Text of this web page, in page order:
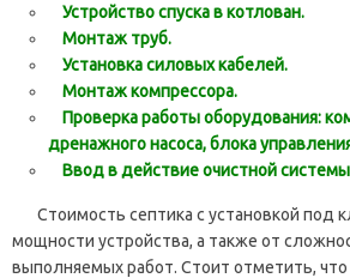
Устройство спуска в котлован.
Монтаж труб.
Установка силовых кабелей.
Монтаж компрессора.
Проверка работы оборудования:
дренажного насоса, блока
Ввод в действие очистной
Стоимость септика с установкой под
мощности устройства, а также от
выполняемых работ. Стоит отметить, что